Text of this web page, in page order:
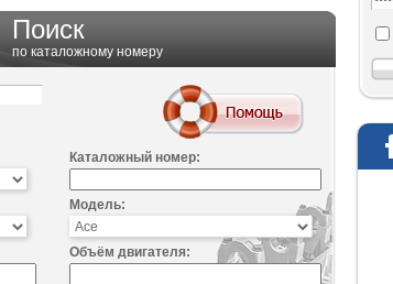
Поиск
по каталожному номеру
Каталожный номер:
Модель:
Объём двигателя: